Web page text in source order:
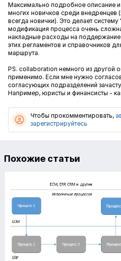
Максимально подробное описание
многих новичков среди внедренцев
всегда новички). Это делает
модификация процесса очень
накладные расходы на поддержание
этих регламентов и справочников
маршрута.
PS. collaboration немного из другой
применимо. Если мне нужно
согласующих подразделений
Например, юристы и финансисты -
Чтобы прокомментировать,
зарегистрируйтесь
Похожие статьи